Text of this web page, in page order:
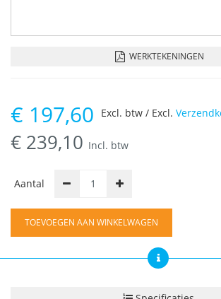
WERKTEKENINGEN
€ 197,60
€ 239,10 Incl. btw
Excl. btw / Excl.
Aantal
TOEVOEGEN AAN WINKELWAGEN